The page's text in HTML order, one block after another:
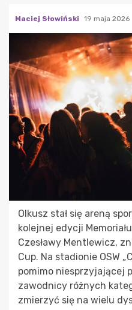
Maciej Słowiński 19 maja 2026
Olkusz stał się areną
kolejnej edycji
Czesławy Mentlewicz,
Cup. Na stadionie OSW
pomimo niesprzyjającej
zawodnicy różnych
zmierzyć się na wielu